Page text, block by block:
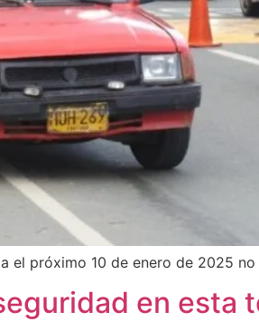
el próximo 10 de enero de 2025
en